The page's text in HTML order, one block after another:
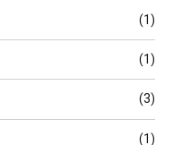
(1)
(1)
(3)
(1)